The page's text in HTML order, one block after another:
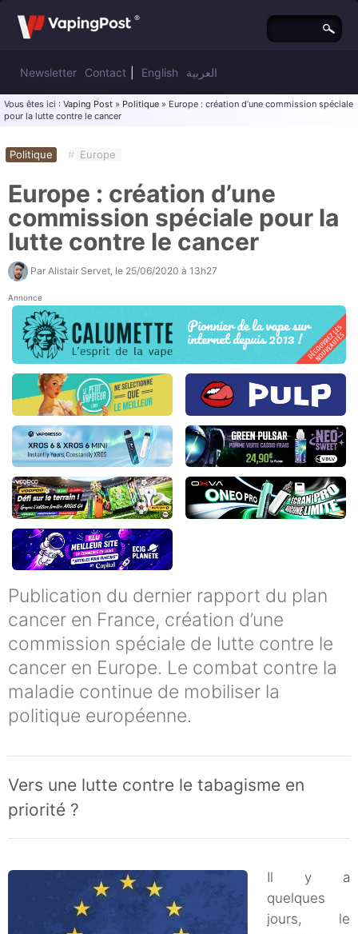
Newsletter Contact English العربية
Vous êtes ici : Vaping Post » Politique » Europe : création d’une commission spéciale
pour la lutte contre le cancer
Politique # Europe
Europe : création d’une
commission spéciale pour la
lutte contre le cancer
Par Alistair Servet , le 25/06/2020 à 13h27
Annonce
Publication du dernier rapport du plan
cancer en France, création d’une
commission spéciale de lutte contre le
cancer en Europe. Le combat contre la
maladie continue de mobiliser la
politique européenne.
Vers une lutte contre le tabagisme en
priorité ?
Il y a
quelques
jours, le